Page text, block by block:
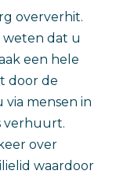
oververhit.
weten dat u
een hele
door de
mensen in
verhuurt.
over
waardoor